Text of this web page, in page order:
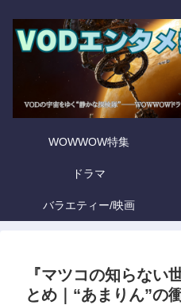
WOWWOW特集
ドラマ
バラエティー/映画
『マツコの知らない
とめ｜“あまりん”の